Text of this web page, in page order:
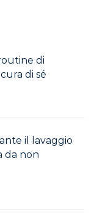
di
di sé
il lavaggio
da non